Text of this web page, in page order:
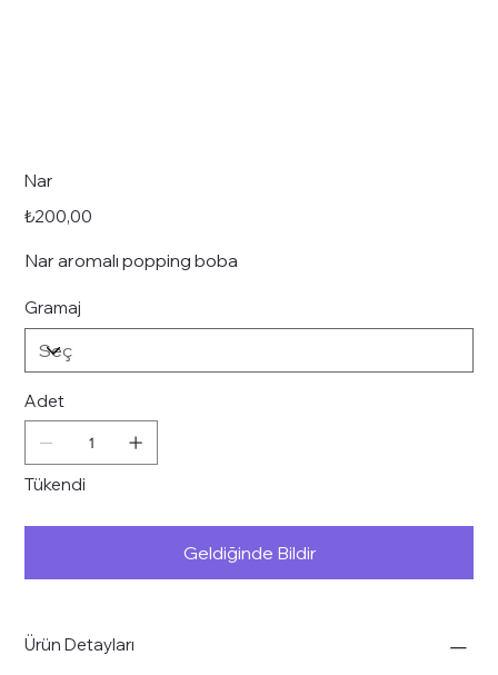
Nar
Fiyat
₺200,00
Nar aromalı popping boba
Gramaj
Adet
Tükendi
Geldiğinde Bildir
Ürün Detayları